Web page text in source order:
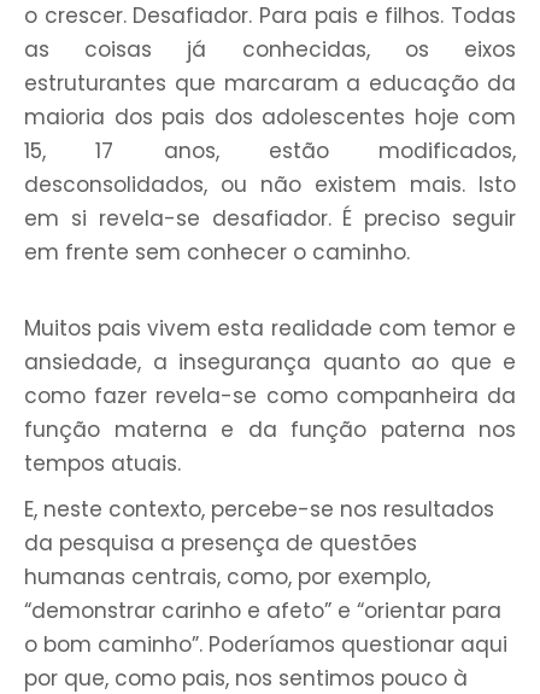
o crescer. Desafiador. Para pais e filhos. Todas
as coisas já conhecidas, os eixos
estruturantes que marcaram a educação da
maioria dos pais dos adolescentes hoje com
15, 17 anos, estão modificados,
desconsolidados, ou não existem mais. Isto
em si revela-se desafiador. É preciso seguir
em frente sem conhecer o caminho.
Muitos pais vivem esta realidade com temor e
ansiedade, a insegurança quanto ao que e
como fazer revela-se como companheira da
função materna e da função paterna nos
tempos atuais.
E, neste contexto, percebe-se nos resultados
da pesquisa a presença de questões
humanas centrais, como, por exemplo,
“demonstrar carinho e afeto” e “orientar para
o bom caminho”. Poderíamos questionar aqui
por que, como pais, nos sentimos pouco à